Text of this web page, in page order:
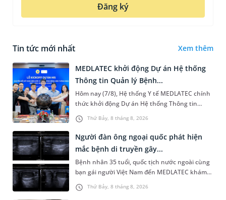
Đăng ký
Tin tức mới nhất Xem thêm
Thứ Bảy, 8 tháng 8, 2026
MEDLATEC khởi động Dự án Hệ thống
Thông tin Quản lý Bệnh...
Hôm nay (7/8), Hệ thống Y tế MEDLATEC chính
thức khởi động Dự án Hệ thống Thông tin
Quản lý Bệnh viện (HIS - Hospital Information
System) giai đoạn mới. Dự á...
Thứ Bảy, 8 tháng 8, 2026
Người đàn ông ngoại quốc phát hiện
mắc bệnh di truyền gây...
Bệnh nhân 35 tuổi, quốc tịch nước ngoài cùng
bạn gái người Việt Nam đến MEDLATEC khám
sức khỏe tiền hôn nhân. Qua thăm khám và
làm các xét nghiệm chuyên sâu,...